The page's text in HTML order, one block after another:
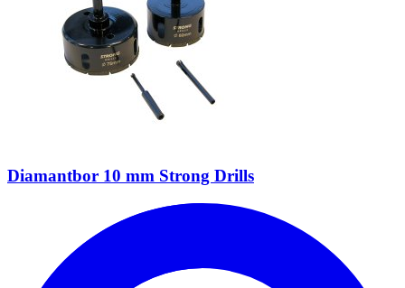
Diamantbor 10 mm Strong Drills